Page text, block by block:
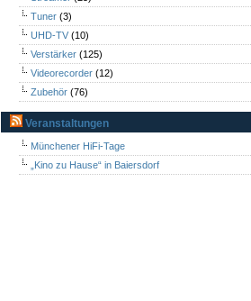
Tuner (3)
UHD-TV (10)
Verstärker (125)
Videorecorder (12)
Zubehör (76)
Veranstaltungen
Münchener HiFi-Tage
„Kino zu Hause“ in Baiersdorf